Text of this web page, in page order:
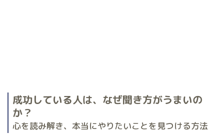
成功している人は、なぜ聞き方がうまいの
か？
心を読み解き、本当にやりたいことを見つける方法